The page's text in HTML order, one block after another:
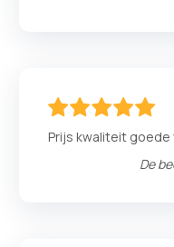
Prijs kwaliteit goede
De